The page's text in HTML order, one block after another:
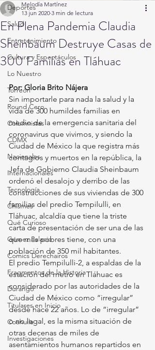
Deportes
Salud
Entretenimiento
Cultura y Espectáculos
Lo Nuestro
Torreón
Round Cero
Columnistas
CDMX
Nacionales
Internacionales
Tecnología
Chismes
Qué Curioso
Gómez Palacio
Comics Derechairos
Fragmentos de la Historia
Durango
Titulares en Inicio
Coahuila
Investigaciones
En Plena Pandemia Claudia
Sheinbaum Destruye Casas de
300 Familias en Tláhuac
Melodía Martínez
13 jun 2020 3 min de lectura
Por: Gloria Brito Nájera
Sin importarle para nada la salud y la
vida de 300 humildes familias en
medio de la emergencia sanitaria del
coronavirus que vivimos, y siendo la
Ciudad de México la que registra más
contagios y muertos en la república, la
Jefa de Gobierno Claudia Sheinbaum
ordenó el desalojo y derribo de las
construcciones de sus viviendas de 300
familias del predio Tempilulli, en
Tláhuac, alcaldía que tiene la triste
carta de presentación de ser una de las
que más pobres tiene, con una
población de 350 mil habitantes.
El predio Tempilulli-2, a espaldas de la
estación del metro en Tláhuac es
considerado por las autoridades de la
Ciudad de México como “irregular”
desde hace 22 años. Lo de “irregular”
o no legal, es la misma situación de
otras decenas de miles de
asentamientos humanos repartidos en